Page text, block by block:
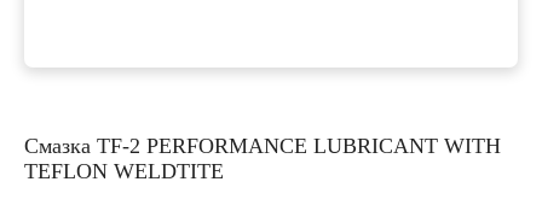
Смазка TF-2 PERFORMANCE LUBRICANT WITH
TEFLON WELDTITE